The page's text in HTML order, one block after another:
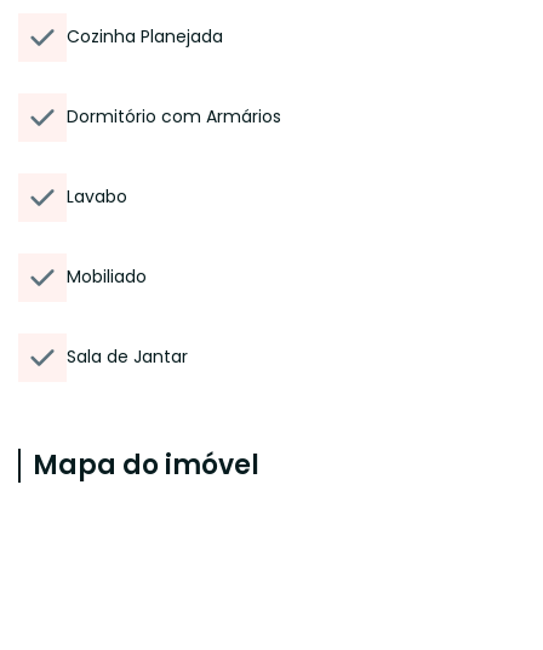
Cozinha Planejada
Dormitório com Armários
Lavabo
Mobiliado
Sala de Jantar
Mapa do imóvel